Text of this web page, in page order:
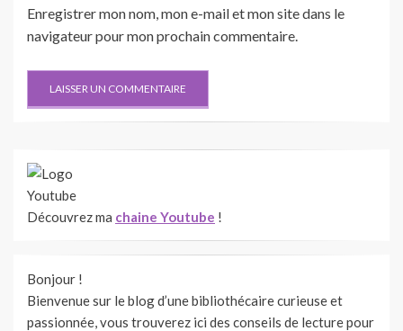
Enregistrer mon nom, mon e-mail et mon site dans le
navigateur pour mon prochain commentaire.
Découvrez ma chaine Youtube !
Bonjour !
Bienvenue sur le blog d’une bibliothécaire curieuse et
passionnée, vous trouverez ici des conseils de lecture pour